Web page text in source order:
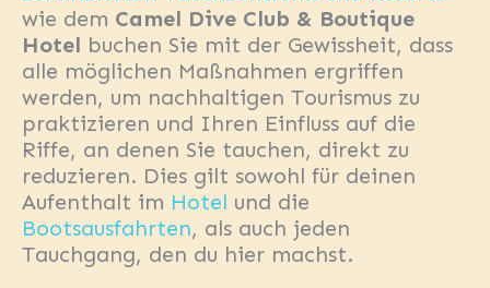
wie dem Camel Dive Club & Boutique
Hotel buchen Sie mit der Gewissheit, dass
alle möglichen Maßnahmen ergriffen
werden, um nachhaltigen Tourismus zu
praktizieren und Ihren Einfluss auf die
Riffe, an denen Sie tauchen, direkt zu
reduzieren. Dies gilt sowohl für deinen
Aufenthalt im Hotel und die
Bootsausfahrten, als auch jeden
Tauchgang, den du hier machst.